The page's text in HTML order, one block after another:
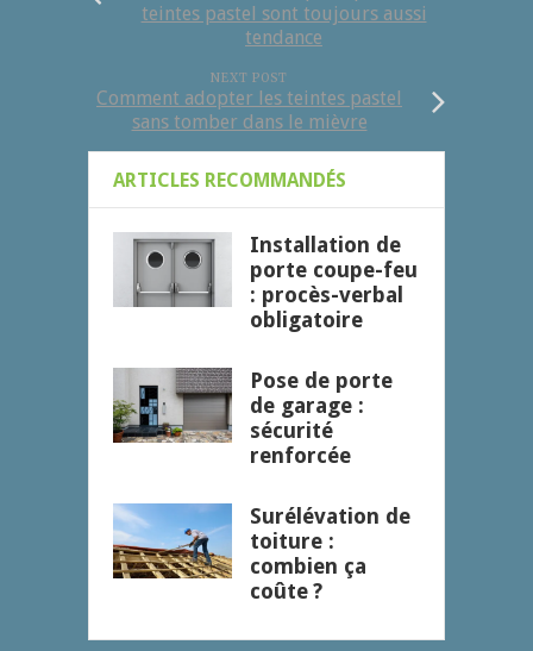
teintes pastel sont toujours aussi
tendance
NEXT POST
Comment adopter les teintes pastel
sans tomber dans le mièvre
ARTICLES RECOMMANDÉS
Installation de
porte coupe-feu
: procès-verbal
obligatoire
Pose de porte
de garage :
sécurité
renforcée
Surélévation de
toiture :
combien ça
coûte ?